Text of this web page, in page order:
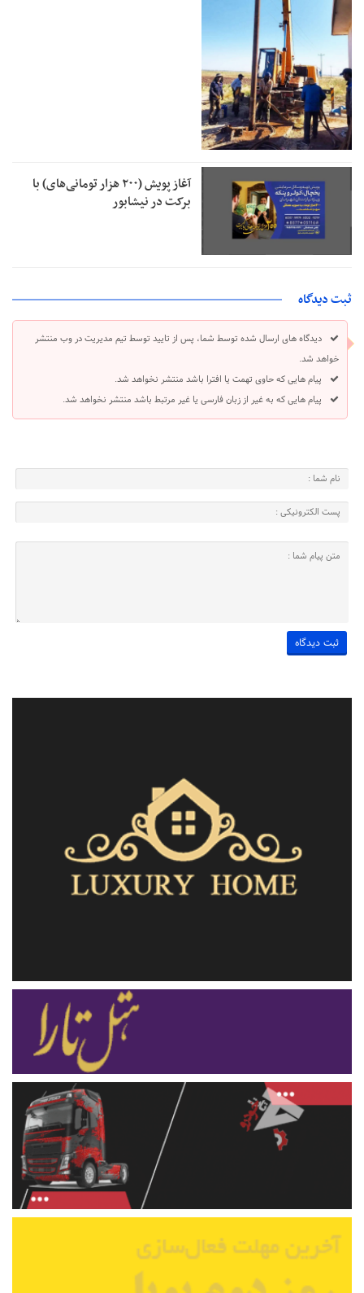
آغاز پویش (۲۰۰ هزار تومانی‌های) با
برکت در نیشابور
ثبت دیدگاه
دیدگاه های ارسال شده توسط شما، پس از تایید توسط تیم مدیریت در وب منتشر
خواهد شد.
پیام هایی که حاوی تهمت یا افترا باشد منتشر نخواهد شد.
پیام هایی که به غیر از زبان فارسی یا غیر مرتبط باشد منتشر نخواهد شد.